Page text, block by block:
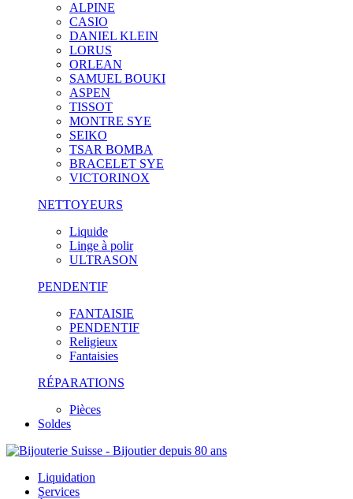
ALPINE
CASIO
DANIEL KLEIN
LORUS
ORLEAN
SAMUEL BOUKI
ASPEN
TISSOT
MONTRE SYE
SEIKO
TSAR BOMBA
BRACELET SYE
VICTORINOX
NETTOYEURS
Liquide
Linge à polir
ULTRASON
PENDENTIF
FANTAISIE
PENDENTIF
Religieux
Fantaisies
RÉPARATIONS
Pièces
Soldes
Liquidation
Services